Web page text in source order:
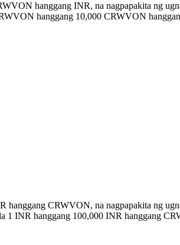
hanggang INR, na nagpapakita ng
hanggang 10,000 CRWVON
hanggang CRWVON, na nagpapakita ng
1 INR hanggang 100,000 INR hanggang